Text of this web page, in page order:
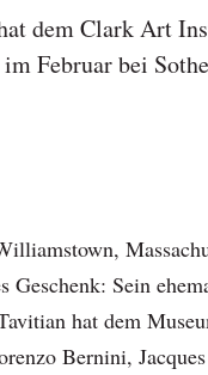
dem Clark Art
Februar bei
Geschenk: Sein
hat dem
Bernini, Jacques